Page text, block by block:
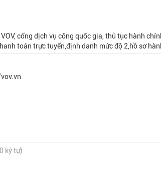
cổng dịch vụ công quốc gia, thủ tục hành
toán trực tuyến,định danh mức độ 2,hồ sơ